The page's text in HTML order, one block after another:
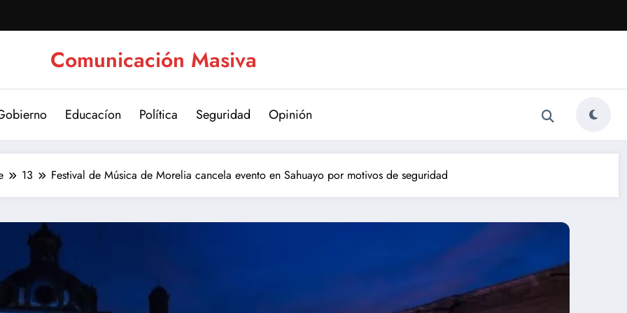
Comunicación Masiva
Educacíon Política Seguridad Opinión
13 Festival de Música de Morelia cancela evento en Sahuayo por motivos de seguridad